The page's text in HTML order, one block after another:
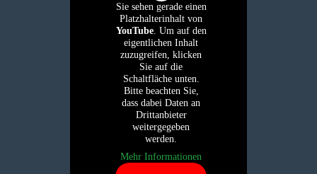
Sie sehen gerade einen
Platzhalterinhalt von
YouTube. Um auf den
eigentlichen Inhalt
zuzugreifen, klicken
Sie auf die
Schaltfläche unten.
Bitte beachten Sie,
dass dabei Daten an
Drittanbieter
weitergegeben
werden.
Mehr Informationen